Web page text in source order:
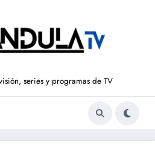
series y programas de TV